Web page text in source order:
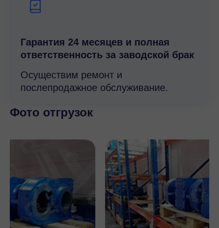
Гарантия 24 месяцев и полная
ответственность за заводской брак
Осуществим ремонт и
послепродажное обслуживание.
Фото отгрузок